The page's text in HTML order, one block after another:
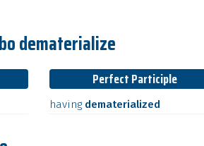
dematerialize
Perfect Participle
having dematerialized